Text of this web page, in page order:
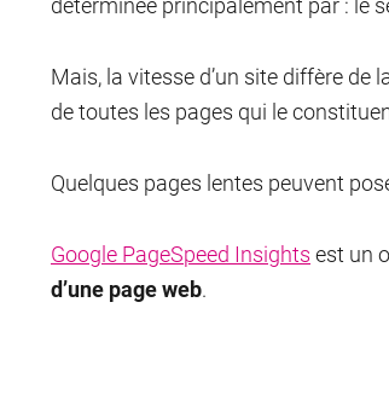
Mais, la vitesse d’un site diffère de
de toutes les pages qui le
Quelques pages lentes peuvent
Google PageSpeed Insights est un
d’une page web.